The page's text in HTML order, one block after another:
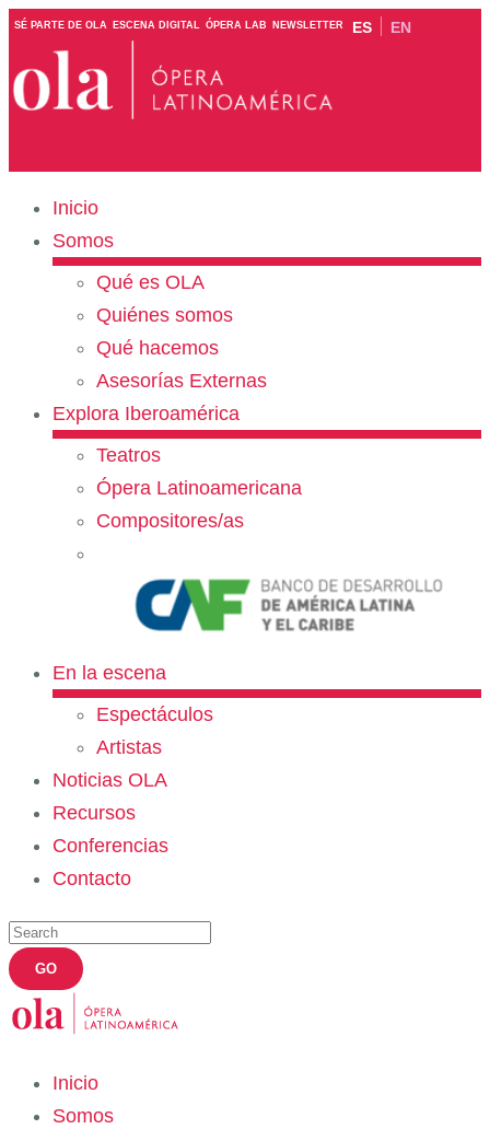
SÉ PARTE DE OLA ESCENA DIGITAL ÓPERA LAB NEWSLETTER ES EN
Inicio
Somos
Qué es OLA
Quiénes somos
Qué hacemos
Asesorías Externas
Explora Iberoamérica
Teatros
Ópera Latinoamericana
Compositores/as
En la escena
Espectáculos
Artistas
Noticias OLA
Recursos
Conferencias
Contacto
Inicio
Somos